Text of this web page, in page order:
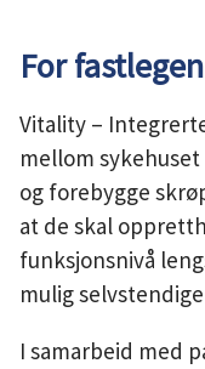
For fastlegen
Vitality –
mellom
og forebygge
at de skal
funksjonsnivå
mulig
I samarbeid med